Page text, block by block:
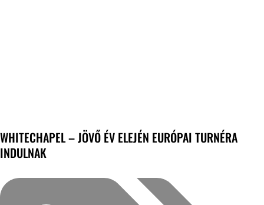
WHITECHAPEL – JÖVŐ ÉV ELEJÉN EURÓPAI TURNÉRA
INDULNAK